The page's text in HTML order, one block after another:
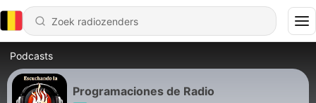
Podcasts
Programaciones de Radio